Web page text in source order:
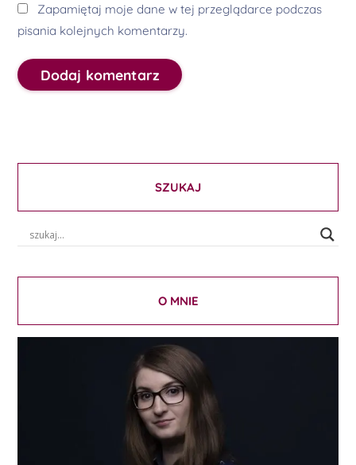
Zapamiętaj moje dane w tej przeglądarce podczas
pisania kolejnych komentarzy.
SZUKAJ
O MNIE